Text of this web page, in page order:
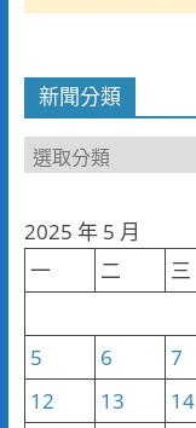
新聞分類
新
類
2025 年 5 月
一
二 三
5
6 7
12
13 14